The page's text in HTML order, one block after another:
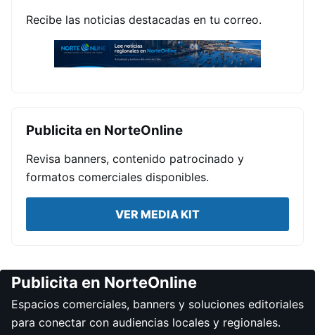
Recibe las noticias destacadas en tu correo.
Publicita en NorteOnline
Revisa banners, contenido patrocinado y
formatos comerciales disponibles.
VER MEDIA KIT
Publicita en NorteOnline
Espacios comerciales, banners y soluciones editoriales
para conectar con audiencias locales y regionales.